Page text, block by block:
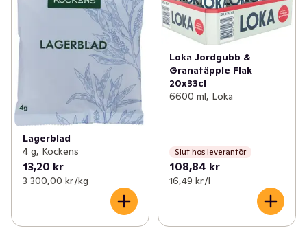
Lagerblad
4 g, Kockens
13,20 kr
3 300,00 kr /kg
Loka Jordgubb &
Granatäpple Flak
20x33cl
6600 ml, Loka
Slut hos leverantör
108,84 kr
16,49 kr /l